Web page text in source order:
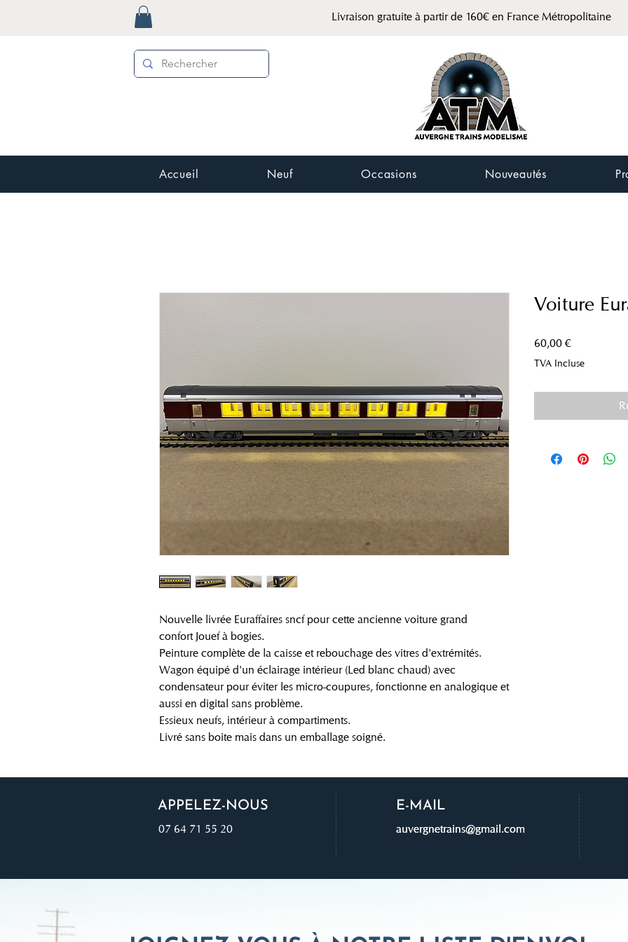
Livraison gratuite à partir de 160€ en France Métropolitaine
Accueil Neuf Occasions Nouveautés
Nouvelle livrée Euraffaires sncf pour cette ancienne voiture grand
confort Jouef à bogies.
Peinture complète de la caisse et rebouchage des vitres d'extrémités.
Wagon équipé d'un éclairage intérieur (Led blanc chaud) avec
condensateur pour éviter les micro-coupures, fonctionne en analogique et
aussi en digital sans problème.
Essieux neufs, intérieur à compartiments.
Livré sans boite mais dans un emballage soigné.
Voiture
60,00 €Prix
TVA Incluse
APPELEZ-NOUS
07 64 71 55 20
E-MAIL
auvergnetrains@gmail.com
auvergnetrains@gmail.com